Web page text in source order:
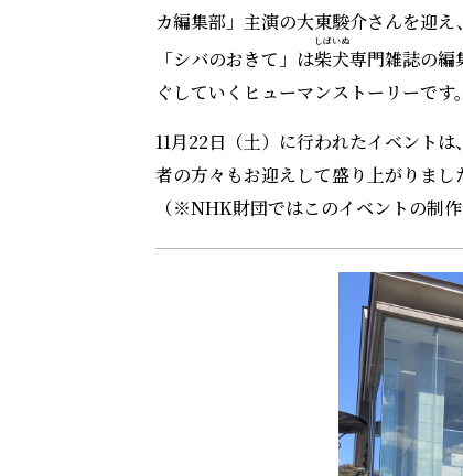
カ編集部」主演の大東駿介さんを迎え
「シバのおきて」は柴犬
しばいぬ
専門雑誌の編
ぐしていくヒューマンストーリーです。
11月22日（土）に行われたイベント
者の方々もお迎えして盛り上がりまし
（※NHK財団ではこのイベントの制